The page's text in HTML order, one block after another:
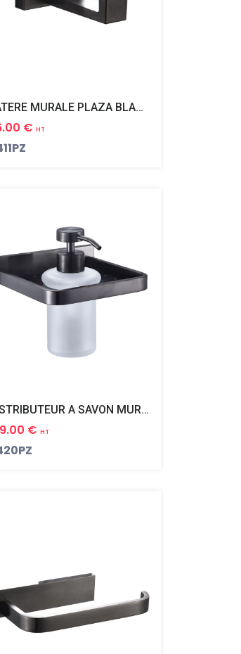
PATERE MURALE PLAZA BLACK PVD NOIR MAT
€ HT
DISTRIBUTEUR A SAVON MURAL PLAZA BLACK PVD NOIR MAT
€ HT